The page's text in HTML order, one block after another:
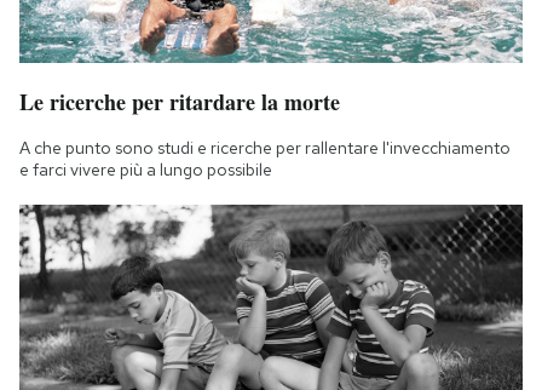
Le ricerche per ritardare la morte
A che punto sono studi e ricerche per rallentare l'invecchiamento
e farci vivere più a lungo possibile